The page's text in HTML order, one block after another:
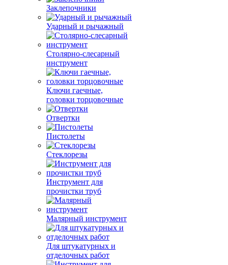
Заклепочники
Ударный и рычажный
Столярно-слесарный
инструмент
Ключи гаечные,
головки торцовочные
Отвертки
Пистолеты
Стеклорезы
Инструмент для
прочистки труб
Малярный инструмент
Для штукатурных и
отделочных работ